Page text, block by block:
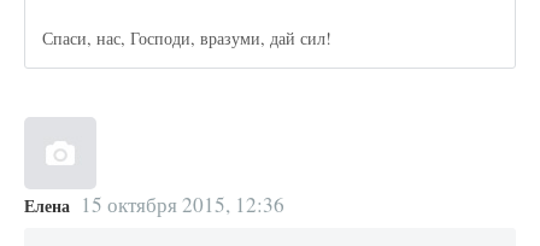
Спаси, нас, Господи, вразуми, дай сил!
Елена 15 октября 2015, 12:36